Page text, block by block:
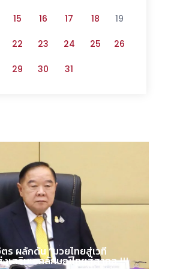
15 16 17 18 19
22 23 24 25 26
29 30 31
ร ผลักดัน “มวยไทยสู่เวที
งเสริมเอกลักษณ์ไทยสู่สากล !!!